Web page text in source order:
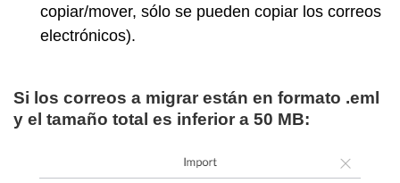
copiar/mover, sólo se pueden copiar los correos
electrónicos).
Si los correos a migrar están en formato .eml
y el tamaño total es inferior a 50 MB: